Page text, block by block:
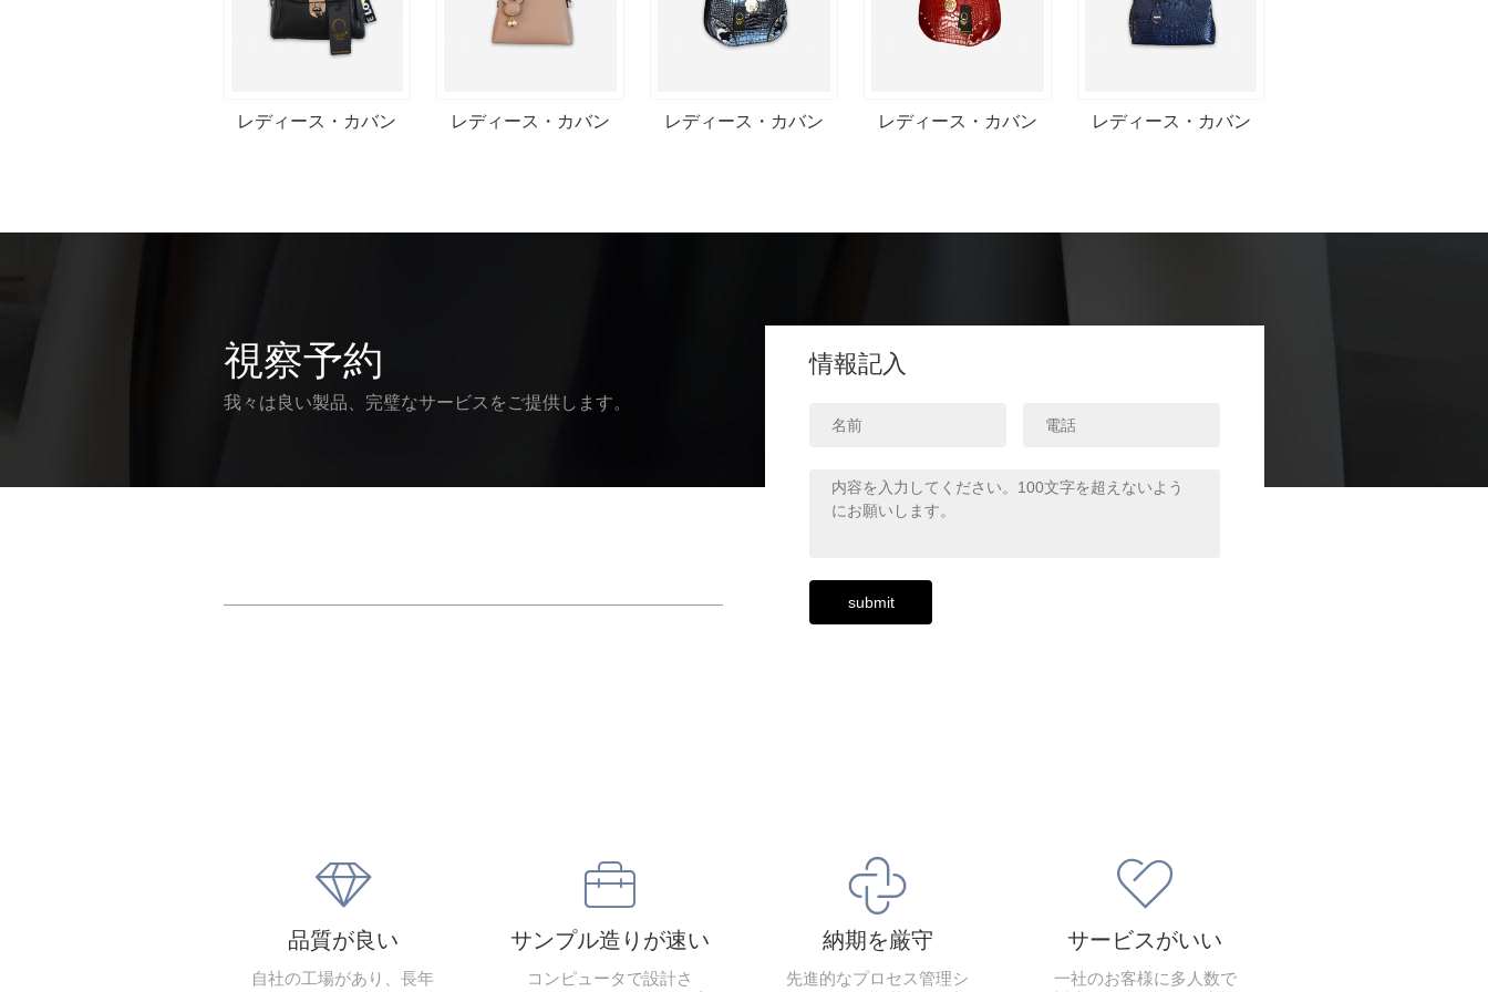
レディース・カバン レディース・カバン レディース・カバン レディース・カバン レディース・カバン
視察予約
我々は良い製品、完璧なサービスをご提供します。
情報記入

品質が良い
自社の工場があり、長年

サンプル造りが速い
コンピュータで設計さ

納期を厳守
先進的なプロセス管理シ

サービスがいい
一社のお客様に多人数で